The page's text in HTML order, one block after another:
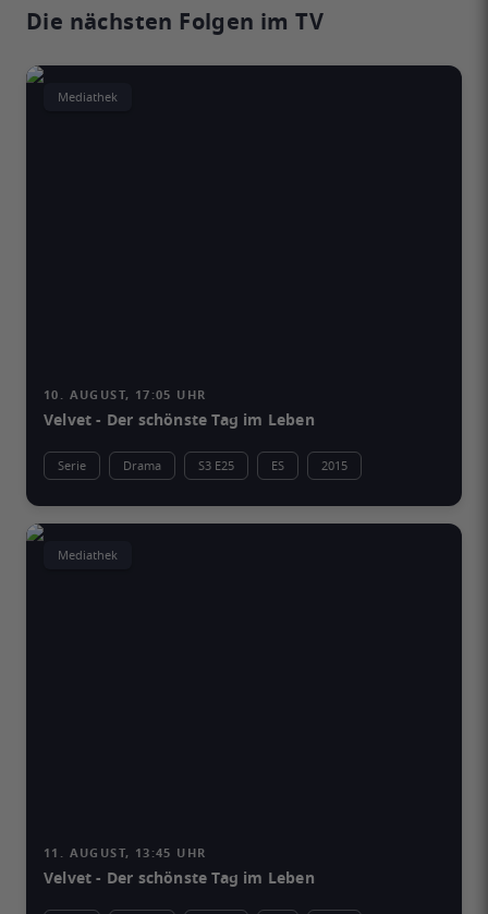
Die nächsten Folgen im TV
Mediathek
10. AUGUST, 17:05 UHR
Velvet - Der schönste Tag im Leben
Serie Drama S3 E25 ES 2015
Mediathek
11. AUGUST, 13:45 UHR
Velvet - Der schönste Tag im Leben